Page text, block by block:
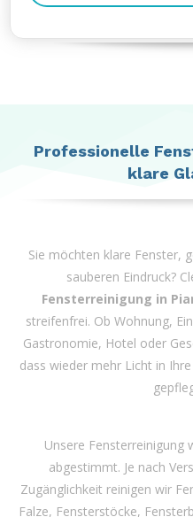
blank
Professionelle
klare
Sie möchten klare Fenster,
sauberen Eindruck?
Fensterreinigung in
streifenfrei. Ob Wohnung,
Gastronomie, Hotel oder
dass wieder mehr Licht in
Unsere Fensterreinigung
abgestimmt. Je nach
Zugänglichkeit reinigen wir
Falze, Fensterstöcke,